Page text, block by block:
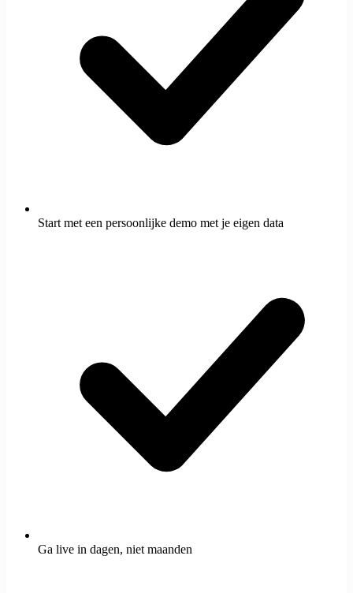
Start met een persoonlijke demo met je eigen data
Ga live in dagen, niet maanden